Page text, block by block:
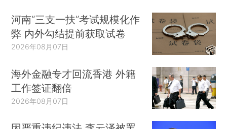
河南“三支一扶”考试规模化作
弊 内外勾结提前获取试卷
2026年08月07日
海外金融专才回流香港 外籍
工作签证翻倍
2026年08月07日